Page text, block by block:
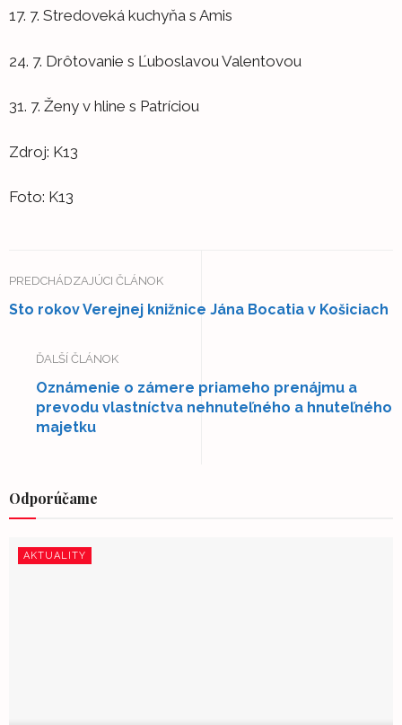
17. 7. Stredoveká kuchyňa s Amis
24. 7. Drôtovanie s Ľuboslavou Valentovou
31. 7. Ženy v hline s Patríciou
Zdroj: K13
Foto: K13
PREDCHÁDZAJÚCI ČLÁNOK
Sto rokov Verejnej knižnice Jána Bocatia v Košiciach
ĎALŠÍ ČLÁNOK
Oznámenie o zámere priameho prenájmu a
prevodu vlastníctva nehnuteľného a hnuteľného
majetku
Odporúčame
AKTUALITY